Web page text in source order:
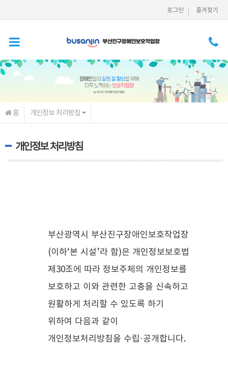
로그인 즐겨찾기
홈 개인정보 처리방침
개인정보 처리방침
부산광역시 부산진구장애인보호작업장
(이하‘본 시설’라 함)은 개인정보보호법
제30조에 따라 정보주체의 개인정보를
보호하고 이와 관련한 고충을 신속하고
원활하게 처리할 수 있도록 하기
위하여 다음과 같이
개인정보처리방침을 수립·공개합니다.